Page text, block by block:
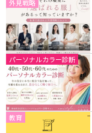
外見戦略
パーソナルカラー診断
教育